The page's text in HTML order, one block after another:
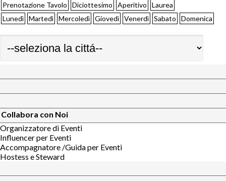
Prenotazione Tavolo
Diciottesimo Aperitivo
Laurea
Lunedì Martedì Mercoledì Giovedì Venerdì Sabato Domenica
Collabora con Noi
Organizzatore di Eventi
Influencer per Eventi
Accompagnatore /Guida per Eventi
Hostess e Steward